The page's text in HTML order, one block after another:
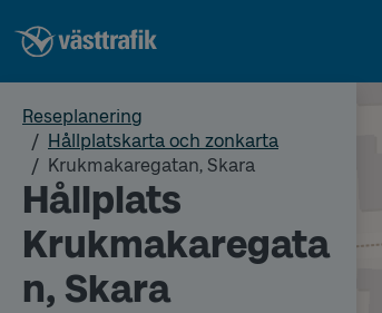
Reseplanering
Hållplatskarta och zonkarta
Krukmakaregatan, Skara
Hållplats
Krukmakaregata
n, Skara